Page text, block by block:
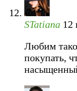
STatiana 12
Любим
покупать,